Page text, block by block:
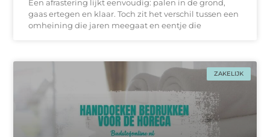
Een afrastering lijkt eenvoudig: palen in de grond,
gaas ertegen en klaar. Toch zit het verschil tussen een
omheining die jaren meegaat en eentje die
ZAKELIJK